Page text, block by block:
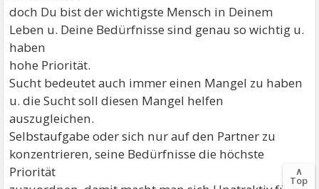
doch Du bist der wichtigste Mensch in Deinem
Leben u. Deine Bedürfnisse sind genau so wichtig u.
haben
hohe Priorität.
Sucht bedeutet auch immer einen Mangel zu haben
u. die Sucht soll diesen Mangel helfen
auszugleichen.
Selbstaufgabe oder sich nur auf den Partner zu
konzentrieren, seine Bedürfnisse die höchste
Priorität
∧
Top